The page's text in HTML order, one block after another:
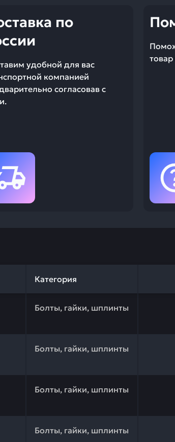
по
удобной для вас
компанией
согласовав с
Категория
Болты, гайки, шплинты
Болт KOMATSU 01011-81675 —
Болты, гайки, шплинты
Гайка KOMATSU 02290-11016 —
Болты, гайки, шплинты
Болт KOMATSU 02090-11055 —
Болты, гайки, шплинты
Болт KOMATSU 01010-61230 —